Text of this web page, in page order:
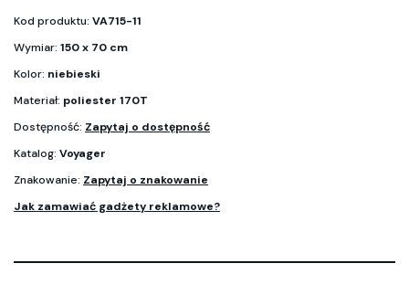
Kod produktu: VA715-11
Wymiar: 150 x 70 cm
Kolor: niebieski
Materiał: poliester 170T
Dostępność: Zapytaj o dostępność
Katalog: Voyager
Znakowanie: Zapytaj o znakowanie
Jak zamawiać gadżety reklamowe?